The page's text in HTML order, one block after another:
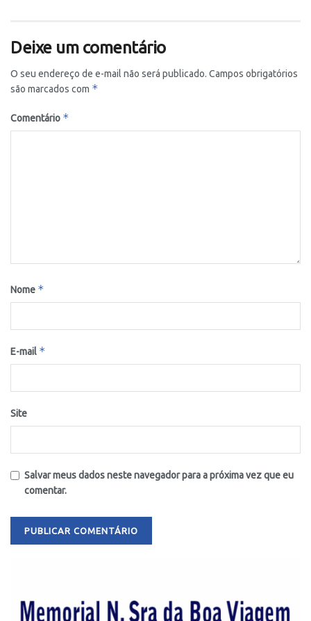
Deixe um comentário
O seu endereço de e-mail não será publicado. Campos obrigatórios
são marcados com *
Comentário *
Nome *
E-mail *
Site
Salvar meus dados neste navegador para a próxima vez que eu
comentar.